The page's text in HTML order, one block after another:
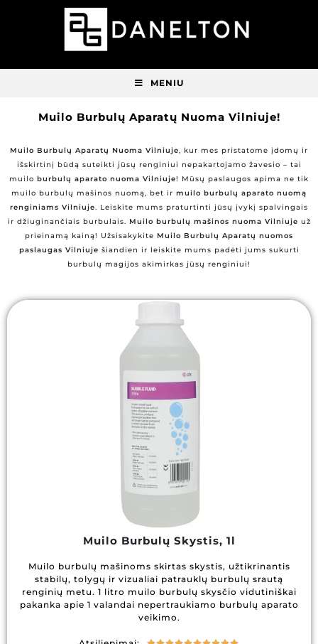
MENIU
Muilo Burbulų Aparatų Nuoma Vilniuje!
Muilo Burbulų Aparatų Nuoma Vilniuje, kur mes pristatome įdomų ir
išskirtinį būdą suteikti jūsų renginiui nepakartojamo žavesio – tai
muilo burbulų aparato nuoma Vilniuje! Mūsų paslaugos apima ne tik
muilo burbulų mašinos nuomą, bet ir muilo burbulų aparato nuomą
renginiams Vilniuje. Leiskite mums praturtinti jūsų įvykį spalvingais
ir džiuginančiais burbulais. Muilo burbulų mašinos nuoma Vilniuje už
prieinamą kainą! Užsisakykite Muilo Burbulų Aparatų nuomos
paslaugas Vilniuje šiandien ir leiskite mums padėti jums sukurti
burbulų magijos akimirkas jūsų renginiui!
Muilo Burbulų Skystis, 1l
Muilo burbulų mašinoms skirtas skystis, užtikrinantis
stabilų, tolygų ir vizualiai patrauklų burbulų srautą
renginių metu. 1 litro muilo burbulų skysčio vidutiniškai
pakanka apie 1 valandai nepertraukiamo burbulų aparato
veikimo.